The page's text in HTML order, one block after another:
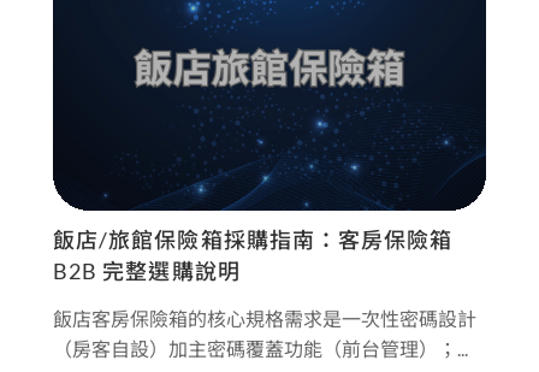
飯店/旅館保險箱採購指南：客房保險箱
B2B 完整選購說明
飯店客房保險箱的核心規格需求是一次性密碼設計
（房客自設）加主密碼覆蓋功能（前台管理）；...